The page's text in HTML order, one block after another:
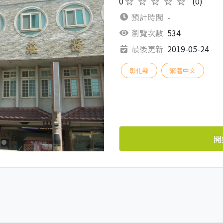
預計時間 -
瀏覽次數 534
最後更新 2019-05-24
彰化縣 繁體中文